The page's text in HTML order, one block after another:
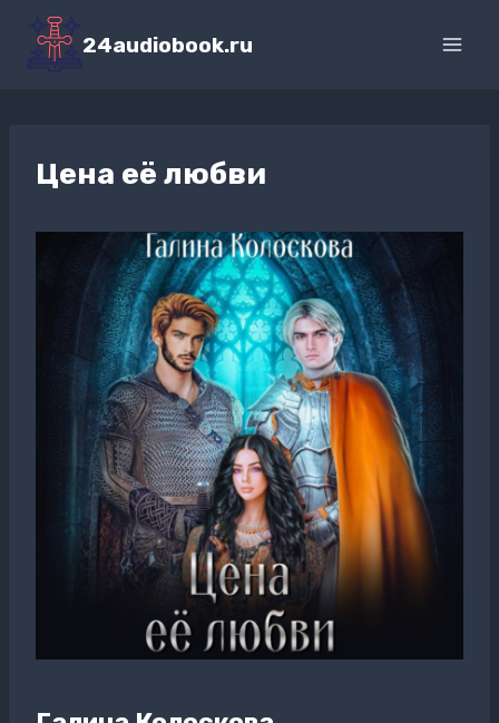
Перейти
содержимому
24audiobook.ru
Цена её любви